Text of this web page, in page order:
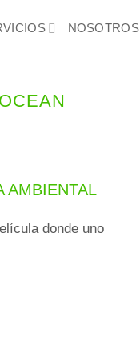
NOSOTROS
OCEAN
AMBIENTAL
donde uno